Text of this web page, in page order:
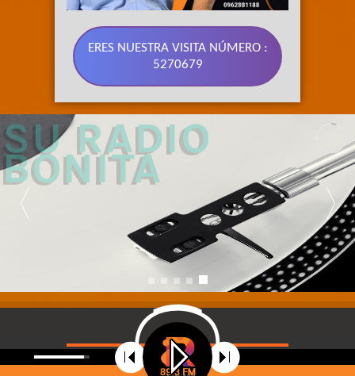
ERES NUESTRA VISITA NÚMERO :
5270679
89.3 FM
SU RADIO
BONITA